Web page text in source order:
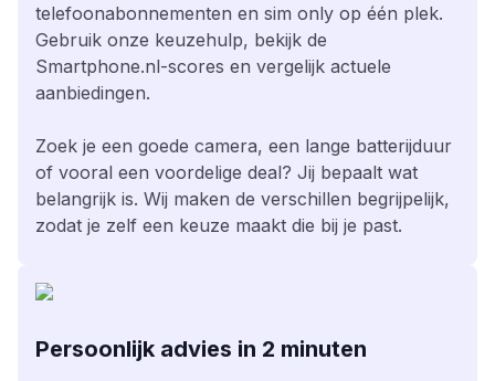
telefoonabonnementen en sim only op één plek.
Gebruik onze keuzehulp, bekijk de
Smartphone.nl-scores en vergelijk actuele
aanbiedingen.
Zoek je een goede camera, een lange batterijduur
of vooral een voordelige deal? Jij bepaalt wat
belangrijk is. Wij maken de verschillen begrijpelijk,
zodat je zelf een keuze maakt die bij je past.
Persoonlijk advies in 2 minuten